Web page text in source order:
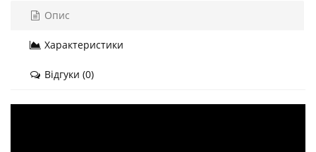
Опис
Характеристики
Відгуки (0)